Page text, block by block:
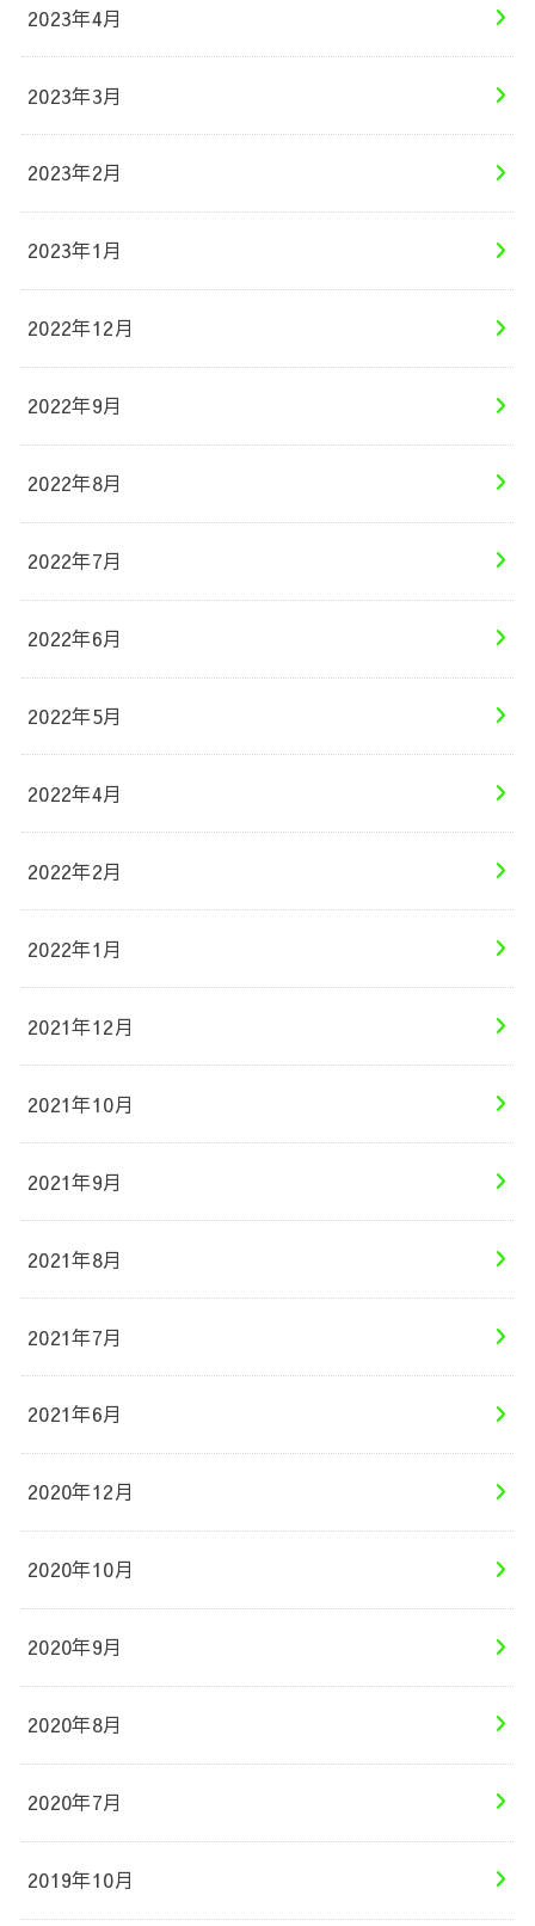
2023年4月
2023年3月
2023年2月
2023年1月
2022年12月
2022年9月
2022年8月
2022年7月
2022年6月
2022年5月
2022年4月
2022年2月
2022年1月
2021年12月
2021年10月
2021年9月
2021年8月
2021年7月
2021年6月
2020年12月
2020年10月
2020年9月
2020年8月
2020年7月
2019年10月